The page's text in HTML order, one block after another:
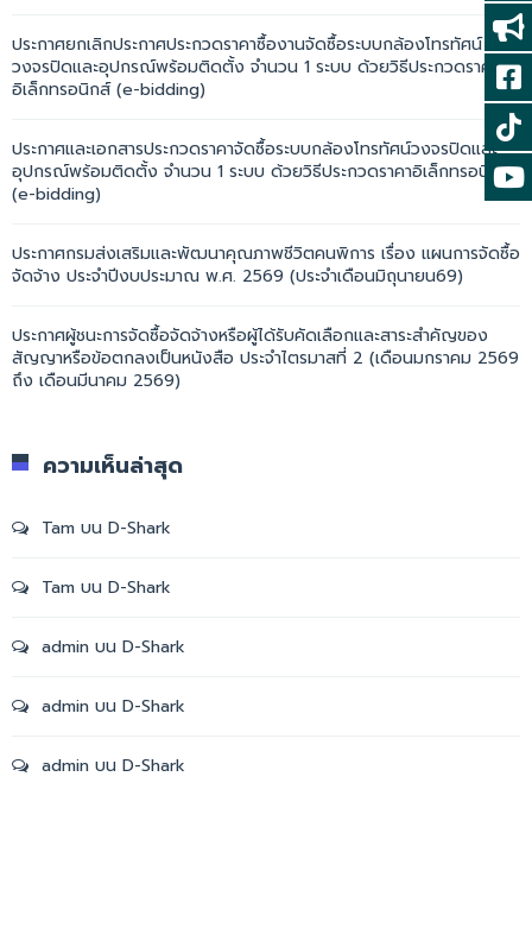
ประกาศยกเลิกประกาศประกวดราคาซื้องานจัดซื้อระบบกล้องโทรทัศน์
วงจรปิดและอุปกรณ์พร้อมติดตั้ง จำนวน 1 ระบบ ด้วยวิธีประกวดราคา
อิเล็กทรอนิกส์ (e-bidding)
ประกาศและเอกสารประกวดราคาจัดซื้อระบบกล้องโทรทัศน์วงจรปิดและ
อุปกรณ์พร้อมติดตั้ง จำนวน 1 ระบบ ด้วยวิธีประกวดราคาอิเล็กทรอนิกส์
(e-bidding)
ประกาศกรมส่งเสริมและพัฒนาคุณภาพชีวิตคนพิการ เรื่อง แผนการจัดซื้อ
จัดจ้าง ประจำปีงบประมาณ พ.ศ. 2569 (ประจำเดือนมิถุนายน69)
ประกาศผู้ชนะการจัดซื้อจัดจ้างหรือผู้ได้รับคัดเลือกและสาระสำคัญของ
สัญญาหรือข้อตกลงเป็นหนังสือ ประจำไตรมาสที่ 2 (เดือนมกราคม 2569
ถึง เดือนมีนาคม 2569)
ความเห็นล่าสุด
Tam บน D-Shark
Tam บน D-Shark
admin บน D-Shark
admin บน D-Shark
admin บน D-Shark